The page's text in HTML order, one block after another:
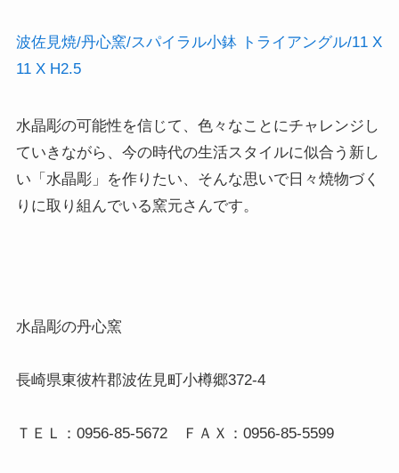
波佐見焼/丹心窯/スパイラル小鉢 トライアングル/11 X
11 X H2.5
水晶彫の可能性を信じて、色々なことにチャレンジし
ていきながら、今の時代の生活スタイルに似合う新し
い「水晶彫」を作りたい、そんな思いで日々焼物づく
りに取り組んでいる窯元さんです。
水晶彫の丹心窯
長崎県東彼杵郡波佐見町小樽郷372-4
ＴＥＬ：0956-85-5672　ＦＡＸ：0956-85-5599